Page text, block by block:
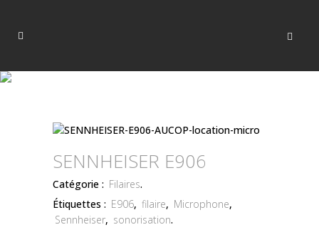
SENNHEISER E906
Catégorie : Filaires.
Étiquettes : E906, filaire, Microphone,
Sennheiser, sonorisation.